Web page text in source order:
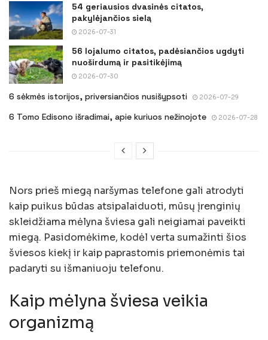
54 geriausios dvasinės citatos,
pakylėjančios sielą
2026-07-31
56 lojalumo citatos, padėsiančios ugdyti
nuoširdumą ir pasitikėjimą
2026-07-30
6 sėkmės istorijos, priversiančios nusišypsoti 2026-07-29
6 Tomo Edisono išradimai, apie kuriuos nežinojote 2026-07-28
Nors prieš miegą naršymas telefone gali atrodyti
kaip puikus būdas atsipalaiduoti, mūsų įrenginių
skleidžiama mėlyna šviesa gali neigiamai paveikti
miegą. Pasidomėkime, kodėl verta sumažinti šios
šviesos kiekį ir kaip paprastomis priemonėmis tai
padaryti su išmaniuoju telefonu.
Kaip mėlyna šviesa veikia
organizmą